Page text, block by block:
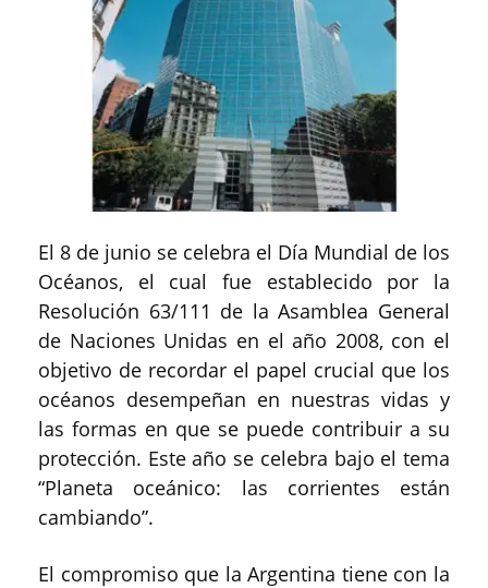
El 8 de junio se celebra el Día Mundial de los
Océanos, el cual fue establecido por la
Resolución 63/111 de la Asamblea General
de Naciones Unidas en el año 2008, con el
objetivo de recordar el papel crucial que los
océanos desempeñan en nuestras vidas y
las formas en que se puede contribuir a su
protección. Este año se celebra bajo el tema
“Planeta oceánico: las corrientes están
cambiando”.
El compromiso que la Argentina tiene con la